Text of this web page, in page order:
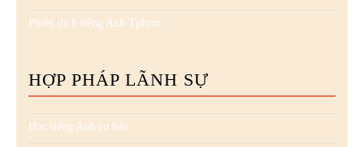
Phiên dịch tiếng Anh Tphcm
HỢP PHÁP LÃNH SỰ
Học tiếng Anh cơ bản